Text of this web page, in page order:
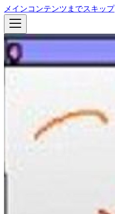
メインコンテンツまでスキップ